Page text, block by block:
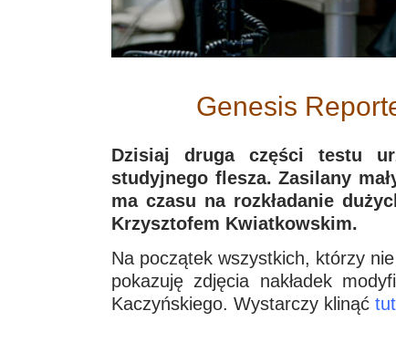
Genesis
Dzisiaj druga części testu
studyjnego flesza. Zasilany
ma czasu na rozkładanie
Krzysztofem Kwiatkowskim.
Na początek wszystkich, którzy
pokazuję zdjęcia nakładek
Kaczyńskiego. Wystarczy klinąć